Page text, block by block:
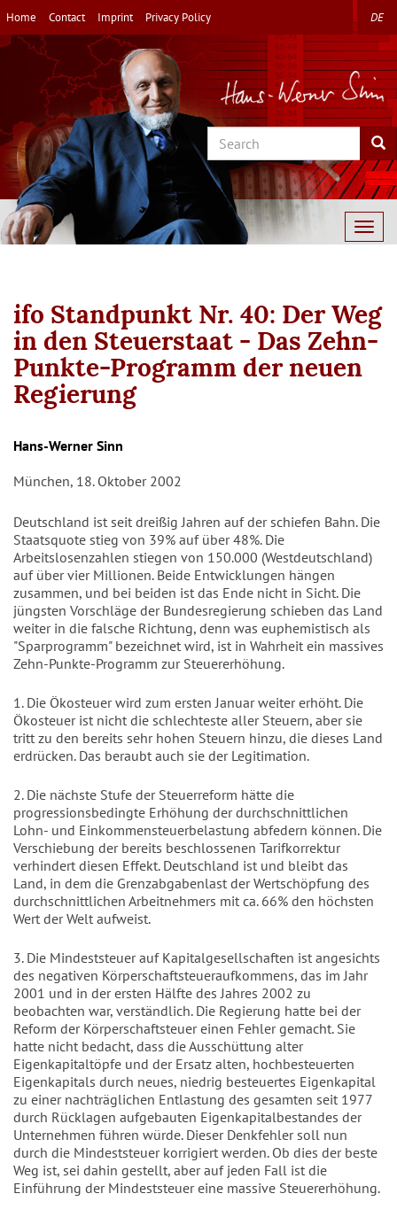
Skip
to
main
Home Contact Imprint Privacy Policy DE
Search
ifo Standpunkt Nr. 40: Der Weg
in den Steuerstaat - Das Zehn-
Punkte-Programm der neuen
Regierung
Autor/en
Hans-Werner Sinn
München, 18. Oktober 2002
Deutschland ist seit dreißig Jahren auf der schiefen Bahn. Die
Staatsquote stieg von 39% auf über 48%. Die
Arbeitslosenzahlen stiegen von 150.000 (Westdeutschland)
auf über vier Millionen. Beide Entwicklungen hängen
zusammen, und bei beiden ist das Ende nicht in Sicht. Die
jüngsten Vorschläge der Bundesregierung schieben das Land
weiter in die falsche Richtung, denn was euphemistisch als
"Sparprogramm" bezeichnet wird, ist in Wahrheit ein massives
Zehn-Punkte-Programm zur Steuererhöhung.
1. Die Ökosteuer wird zum ersten Januar weiter erhöht. Die
Ökosteuer ist nicht die schlechteste aller Steuern, aber sie
tritt zu den bereits sehr hohen Steuern hinzu, die dieses Land
erdrücken. Das beraubt auch sie der Legitimation.
2. Die nächste Stufe der Steuerreform hätte die
progressionsbedingte Erhöhung der durchschnittlichen
Lohn- und Einkommensteuerbelastung abfedern können. Die
Verschiebung der bereits beschlossenen Tarifkorrektur
verhindert diesen Effekt. Deutschland ist und bleibt das
Land, in dem die Grenzabgabenlast der Wertschöpfung des
durchschnittlichen Arbeitnehmers mit ca. 66% den höchsten
Wert der Welt aufweist.
3. Die Mindeststeuer auf Kapitalgesellschaften ist angesichts
des negativen Körperschaftsteueraufkommens, das im Jahr
2001 und in der ersten Hälfte des Jahres 2002 zu
beobachten war, verständlich. Die Regierung hatte bei der
Reform der Körperschaftsteuer einen Fehler gemacht. Sie
hatte nicht bedacht, dass die Ausschüttung alter
Eigenkapitaltöpfe und der Ersatz alten, hochbesteuerten
Eigenkapitals durch neues, niedrig besteuertes Eigenkapital
zu einer nachträglichen Entlastung des gesamten seit 1977
durch Rücklagen aufgebauten Eigenkapitalbestandes der
Unternehmen führen würde. Dieser Denkfehler soll nun
durch die Mindeststeuer korrigiert werden. Ob dies der beste
Weg ist, sei dahin gestellt, aber auf jeden Fall ist die
Einführung der Mindeststeuer eine massive Steuererhöhung.